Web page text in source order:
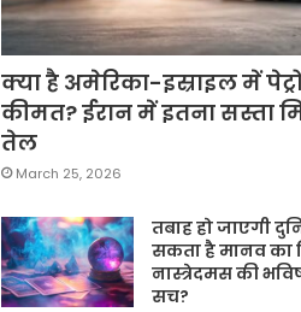
क्या है अमेरिका-इस्राइल में
कीमत? ईरान में इतना सस्ता
तेल
March 25, 2026
तबाह हो जाएगी
सकता है मानव का
नास्त्रेदमस की
सच?